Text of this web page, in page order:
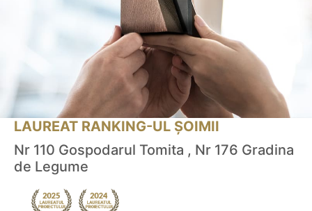
LAUREAT RANKING-UL ȘOIMII
Nr 110 Gospodarul Tomita , Nr 176 Gradina
de Legume